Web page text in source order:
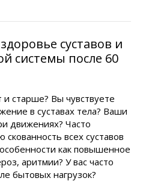
суставов и
системы после 60
старше? Вы чувствуете
в суставах тела? Ваши
движениях? Часто
всех суставов
как повышенное
аритмии? У вас часто
бытовых нагрузок?